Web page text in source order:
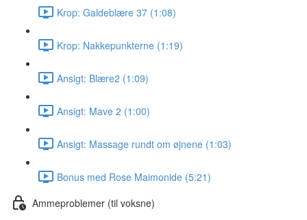
Krop: Galdeblære 37 (1:08)
Krop: Nakkepunkterne (1:19)
Ansigt: Blære2 (1:09)
Ansigt: Mave 2 (1:00)
Ansigt: Massage rundt om øjnene (1:03)
Bonus med Rose Maimonide (5:21)
Ammeproblemer (til voksne)